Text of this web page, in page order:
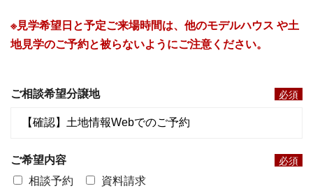
※見学希望日と予定ご来場時間は、他のモデルハウス や土
地見学のご予約と被らないようにご注意ください。
ご相談希望分譲地 必須
ご希望内容 必須
相談予約
資料請求